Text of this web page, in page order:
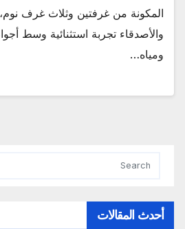
المكونة من غرفتين وثلاث غرف نوم،
والأصدقاء تجربة استثنائية وسط
ومياه…
أحدث المقالات